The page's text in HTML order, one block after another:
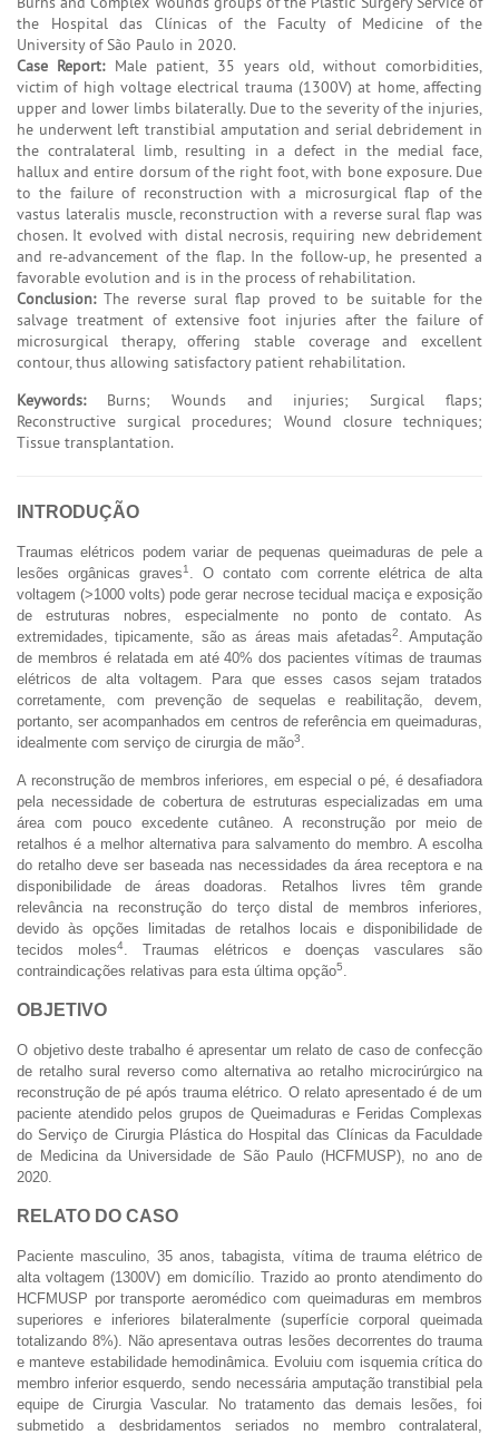
the Hospital das Clínicas of the Faculty of Medicine of the
University of São Paulo in 2020.
Case Report:Male patient, 35 years old, without comorbidities,
victim of high voltage electrical trauma (1300V) at home, affecting
upper and lower limbs bilaterally. Due to the severity of the injuries,
he underwent left transtibial amputation and serial debridement in
the contralateral limb, resulting in a defect in the medial face,
hallux and entire dorsum of the right foot, with bone exposure. Due
to the failure of reconstruction with a microsurgical flap of the
vastus lateralis muscle, reconstruction with a reverse sural flap was
chosen. It evolved with distal necrosis, requiring new debridement
and re-advancement of the flap. In the follow-up, he presented a
favorable evolution and is in the process of rehabilitation.
Conclusion:The reverse sural flap proved to be suitable for the
salvage treatment of extensive foot injuries after the failure of
microsurgical therapy, offering stable coverage and excellent
contour, thus allowing satisfactory patient rehabilitation.
Keywords:Burns; Wounds and injuries; Surgical flaps;
Reconstructive surgical procedures; Wound closure techniques;
Tissue transplantation.
INTRODUÇÃO
Traumas elétricos podem variar de pequenas queimaduras de pele a
lesões orgânicas graves1
. O contato com corrente elétrica de alta
voltagem (>1000 volts) pode gerar necrose tecidual maciça e exposição
de estruturas nobres, especialmente no ponto de contato. As
extremidades, tipicamente, são as áreas mais afetadas2
. Amputação
de membros é relatada em até 40% dos pacientes vítimas de traumas
elétricos de alta voltagem. Para que esses casos sejam tratados
corretamente, com prevenção de sequelas e reabilitação, devem,
portanto, ser acompanhados em centros de referência em queimaduras,
idealmente com serviço de cirurgia de mão3
A reconstrução de membros inferiores, em especial o pé, é desafiadora
pela necessidade de cobertura de estruturas especializadas em uma
área com pouco excedente cutâneo. A reconstrução por meio de
retalhos é a melhor alternativa para salvamento do membro. A escolha
do retalho deve ser baseada nas necessidades da área receptora e na
disponibilidade de áreas doadoras. Retalhos livres têm grande
relevância na reconstrução do terço distal de membros inferiores,
devido às opções limitadas de retalhos locais e disponibilidade de
tecidos moles4
. Traumas elétricos e doenças vasculares são
contraindicações relativas para esta última opção5
OBJETIVO
O objetivo deste trabalho é apresentar um relato de caso de confecção
de retalho sural reverso como alternativa ao retalho microcirúrgico na
reconstrução de pé após trauma elétrico. O relato apresentado é de um
paciente atendido pelos grupos de Queimaduras e Feridas Complexas
do Serviço de Cirurgia Plástica do Hospital das Clínicas da Faculdade
de Medicina da Universidade de São Paulo (HCFMUSP), no ano de
2020.
RELATO DO CASO
Paciente masculino, 35 anos, tabagista, vítima de trauma elétrico de
alta voltagem (1300V) em domicílio. Trazido ao pronto atendimento do
HCFMUSP por transporte aeromédico com queimaduras em membros
superiores e inferiores bilateralmente (superfície corporal queimada
totalizando 8%). Não apresentava outras lesões decorrentes do trauma
e manteve estabilidade hemodinâmica. Evoluiu com isquemia crítica do
membro inferior esquerdo, sendo necessária amputação transtibial pela
equipe de Cirurgia Vascular. No tratamento das demais lesões, foi
submetido a desbridamentos seriados no membro contralateral,